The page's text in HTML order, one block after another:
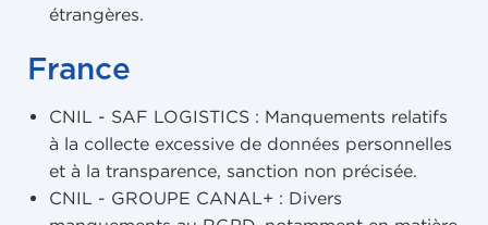
étrangères.
France
CNIL - SAF LOGISTICS : Manquements relatifs
à la collecte excessive de données personnelles
et à la transparence, sanction non précisée.
CNIL - GROUPE CANAL+ : Divers